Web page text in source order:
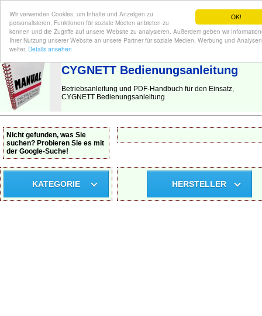
OK!
Wir verwenden Cookies, um Inhalte und Anzeigen zu
personalisieren, Funktionen für soziale Medien anbieten zu
können und die Zugriffe auf unsere Website zu analysieren. Außerdem geben wir
Ihrer Nutzung unserer Website an unsere Partner für soziale Medien, Werbung und Analysen
weiter. Details ansehen
BEDIENUNGSANLEITUNG | Hier finden Sie die deutsche Anleitung!
CYGNETT Bedienungsanleitung
Betriebsanleitung und PDF-Handbuch für den Einsatz,
CYGNETT Bedienungsanleitung
Nicht gefunden, was Sie
suchen? Probieren Sie es mit
der Google-Suche!
KATEGORIE HERSTELLER